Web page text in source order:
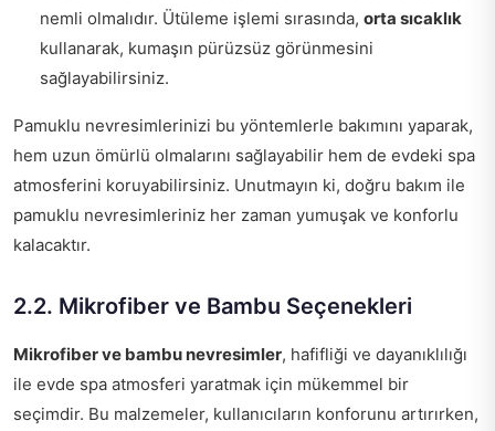
nemli olmalıdır. Ütüleme işlemi sırasında, orta sıcaklık
kullanarak, kumaşın pürüzsüz görünmesini
sağlayabilirsiniz.
Pamuklu nevresimlerinizi bu yöntemlerle bakımını yaparak,
hem uzun ömürlü olmalarını sağlayabilir hem de evdeki spa
atmosferini koruyabilirsiniz. Unutmayın ki, doğru bakım ile
pamuklu nevresimleriniz her zaman yumuşak ve konforlu
kalacaktır.
2.2. Mikrofiber ve Bambu Seçenekleri
Mikrofiber ve bambu nevresimler, hafifliği ve dayanıklılığı
ile evde spa atmosferi yaratmak için mükemmel bir
seçimdir. Bu malzemeler, kullanıcıların konforunu artırırken,